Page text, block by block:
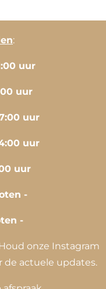
:
uur
uur
uur
uur
uur
-
-
onze Instagram
de actuele updates.